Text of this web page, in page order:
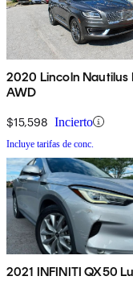
2020 Lincoln Nautilus
AWD
$15,598 Incierto
Incluye tarifas de conc.
2021 INFINITI QX50